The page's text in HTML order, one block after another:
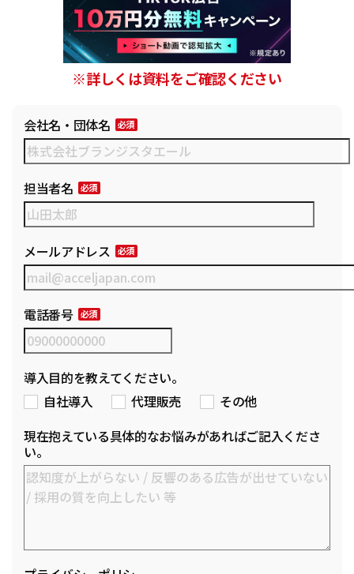
※詳しくは資料をご確認ください
会社名・団体名
担当者名
メールアドレス
電話番号
導入目的を教えてください。
自社導入
代理販売
その他
現在抱えている具体的なお悩みがあればご記入くださ
い。